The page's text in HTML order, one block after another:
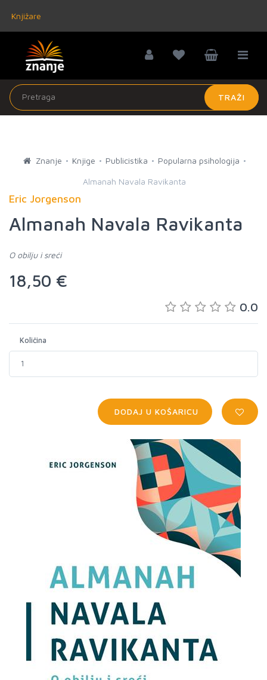
Knjižare
TRAŽI
Znanje Knjige Publicistika Popularna psihologija
Almanah Navala Ravikanta
Eric Jorgenson
Almanah Navala Ravikanta
O obilju i sreći
18,50 €
0.0
Količina
DODAJ U KOŠARICU